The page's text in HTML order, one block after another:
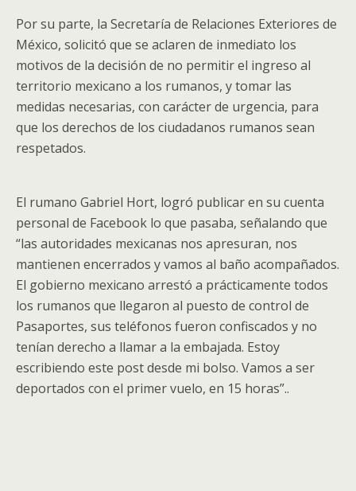
Por su parte, la Secretaría de Relaciones Exteriores de
México, solicitó que se aclaren de inmediato los
motivos de la decisión de no permitir el ingreso al
territorio mexicano a los rumanos, y tomar las
medidas necesarias, con carácter de urgencia, para
que los derechos de los ciudadanos rumanos sean
respetados.
El rumano Gabriel Hort, logró publicar en su cuenta
personal de Facebook lo que pasaba, señalando que
“las autoridades mexicanas nos apresuran, nos
mantienen encerrados y vamos al baño acompañados.
El gobierno mexicano arrestó a prácticamente todos
los rumanos que llegaron al puesto de control de
Pasaportes, sus teléfonos fueron confiscados y no
tenían derecho a llamar a la embajada. Estoy
escribiendo este post desde mi bolso. Vamos a ser
deportados con el primer vuelo, en 15 horas”..